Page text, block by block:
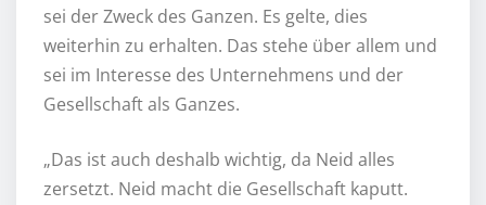
sei der Zweck des Ganzen. Es gelte, dies
weiterhin zu erhalten. Das stehe über allem und
sei im Interesse des Unternehmens und der
Gesellschaft als Ganzes.
„Das ist auch deshalb wichtig, da Neid alles
zersetzt. Neid macht die Gesellschaft kaputt.